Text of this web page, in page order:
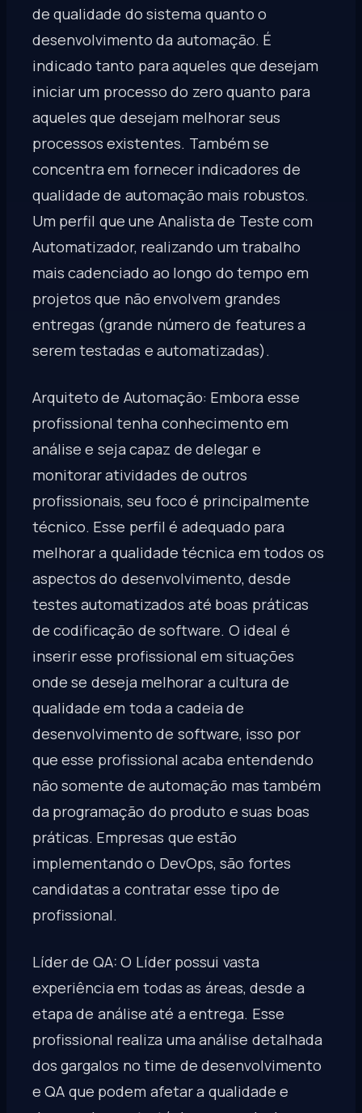
de qualidade do sistema quanto o
desenvolvimento da automação. É
indicado tanto para aqueles que desejam
iniciar um processo do zero quanto para
aqueles que desejam melhorar seus
processos existentes. Também se
concentra em fornecer indicadores de
qualidade de automação mais robustos.
Um perfil que une Analista de Teste com
Automatizador, realizando um trabalho
mais cadenciado ao longo do tempo em
projetos que não envolvem grandes
entregas (grande número de features a
serem testadas e automatizadas).
Arquiteto de Automação: Embora esse
profissional tenha conhecimento em
análise e seja capaz de delegar e
monitorar atividades de outros
profissionais, seu foco é principalmente
técnico. Esse perfil é adequado para
melhorar a qualidade técnica em todos os
aspectos do desenvolvimento, desde
testes automatizados até boas práticas
de codificação de software. O ideal é
inserir esse profissional em situações
onde se deseja melhorar a cultura de
qualidade em toda a cadeia de
desenvolvimento de software, isso por
que esse profissional acaba entendendo
não somente de automação mas também
da programação do produto e suas boas
práticas. Empresas que estão
implementando o DevOps, são fortes
candidatas a contratar esse tipo de
profissional.
Líder de QA: O Líder possui vasta
experiência em todas as áreas, desde a
etapa de análise até a entrega. Esse
profissional realiza uma análise detalhada
dos gargalos no time de desenvolvimento
e QA que podem afetar a qualidade e